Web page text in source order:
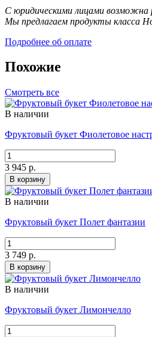
С юридическими лицами возможна
Мы предлагаем продукты класса
Подробнее об оплате
Похожие
Смотреть все
В наличии
Фруктовый букет Фиолетовое
3 945 р.
В корзину
В наличии
Фруктовый букет Полет фантазии
3 749 р.
В корзину
В наличии
Фруктовый букет Лимончелло